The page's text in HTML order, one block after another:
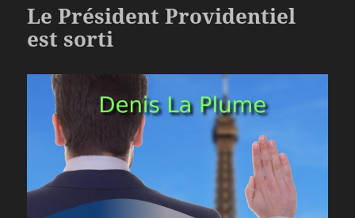
Le Président Providentiel
est sorti